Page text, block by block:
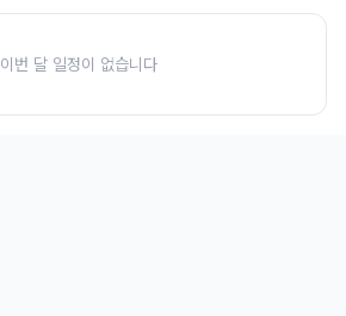
이번 달 일정이 없습니다